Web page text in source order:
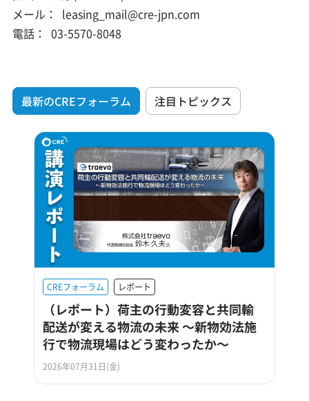
メール：
leasing_mail@cre-jpn.com
電話：
03-5570-8048
最新のCREフォーラム 注目トピックス
CREフォーラム レポート
（レポート）荷主の行動変容と共同輸
配送が変える物流の未来 ～新物効法施
行で物流現場はどう変わったか～
2026年07月31日(金)